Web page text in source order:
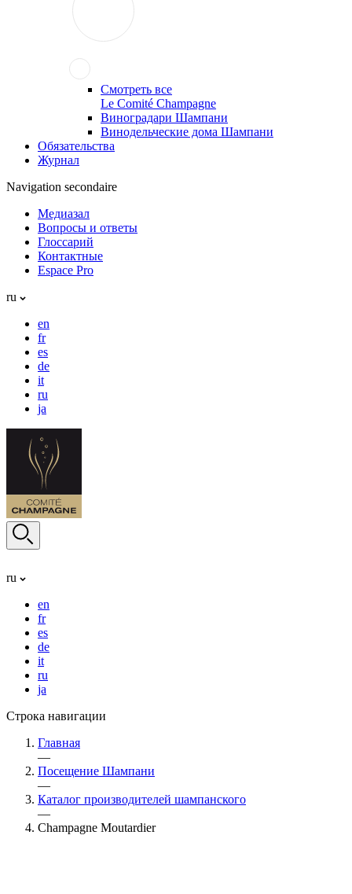
Смотреть все
Le Comité Champagne
Виноградари Шампани
Винодельческие дома Шампани
Обязательства
Журнал
Navigation secondaire
Медиазал
Вопросы и ответы
Глоссарий
Контактные
Espace Pro
ru
en
fr
es
de
it
ru
ja
ru
en
fr
es
de
it
ru
ja
Строка навигации
Главная
—
Посещение Шампани
—
Каталог производителей шампанского
—
Champagne Moutardier